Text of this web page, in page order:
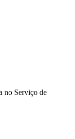
no Serviço de